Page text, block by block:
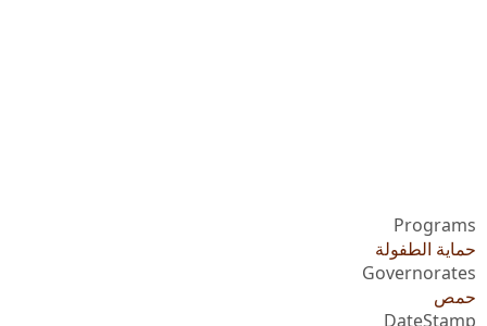
Programs
حماية الطفولة
Governorates
حمص
DateStamp